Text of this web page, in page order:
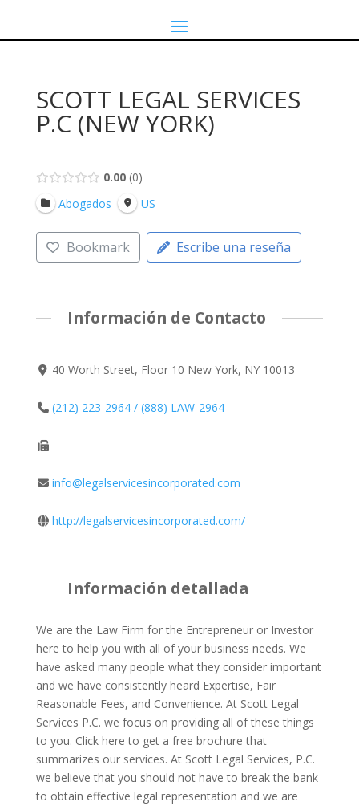
SCOTT LEGAL SERVICES
P.C (NEW YORK)
0.00 0
Abogados
US
Bookmark Escribe una reseña
Información de Contacto
40 Worth Street, Floor 10 New York, NY 10013
(212) 223-2964 / (888) LAW-2964
info@legalservicesincorporated.com
http://legalservicesincorporated.com/
Información detallada
We are the Law Firm for the Entrepreneur or Investor
here to help you with all of your business needs. We
have asked many people what they consider important
and we have consistently heard Expertise, Fair
Reasonable Fees, and Convenience. At Scott Legal
Services P.C. we focus on providing all of these things
to you. Click here to get a free brochure that
summarizes our services. At Scott Legal Services, P.C.
we believe that you should not have to break the bank
to obtain effective legal representation and we are